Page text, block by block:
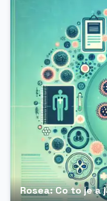
Rosea: Co to je a